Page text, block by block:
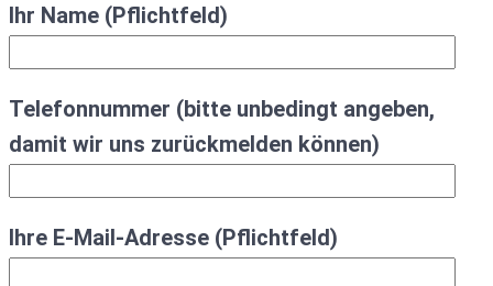
Ihr Name (Pflichtfeld)
Telefonnummer (bitte unbedingt angeben,
damit wir uns zurückmelden können)
Ihre E-Mail-Adresse (Pflichtfeld)